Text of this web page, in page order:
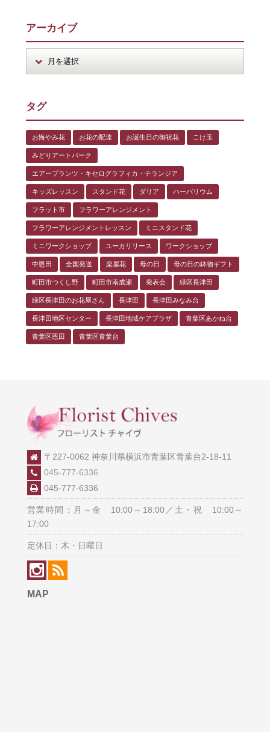
アーカイブ
タグ
お悔やみ花 お花の配達 お誕生日の御祝花 こけ玉
みどりアートパーク
エアープランツ・キセログラフィカ・チランジア
キッズレッスン スタンド花 ダリア ハーバリウム
フラット市 フラワーアレンジメント
フラワーアレンジメントレッスン ミニスタンド花
ミニワークショップ ユーカリリース ワークショップ
中恩田 全国発送 楽屋花 母の日 母の日の鉢物ギフト
町田市つくし野 町田市南成瀬 発表会 緑区長津田
緑区長津田のお花屋さん 長津田 長津田みなみ台
長津田地区センター 長津田地域ケアプラザ 青葉区あかね台
青葉区恩田 青葉区青葉台
〒227-0062 神奈川県横浜市青葉区青葉台2-18-11
045-777-6336
045-777-6336
営業時間：月～金 10:00～18:00／土・祝 10:00～
17:00
定休日：木・日曜日
MAP